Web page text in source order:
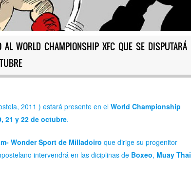
AL WORLD CHAMPIONSHIP XFC QUE SE DISPUTARÁ
2011 ) estará presente en el World Championship
21 y 22 de octubre.
Wonder Sport de Milladoiro que dirige su progenitor
intervendrá en las diciplinas de Boxeo, Muay Thai